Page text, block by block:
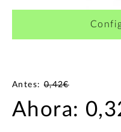
Antes:0,42€
Ahora: